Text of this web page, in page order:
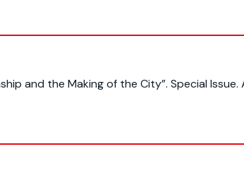
and the Making of the City”. Special